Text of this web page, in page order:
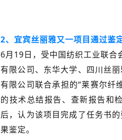
2、宜宾丝丽雅又一项目通过鉴
6月19日，受中国纺织工业联合
有限公司、东华大学、四川丝
有限公司联合承担的“莱赛尔纤
的技术总结报告、查新报告和
后，认为该项目完成了任务书
果鉴定。